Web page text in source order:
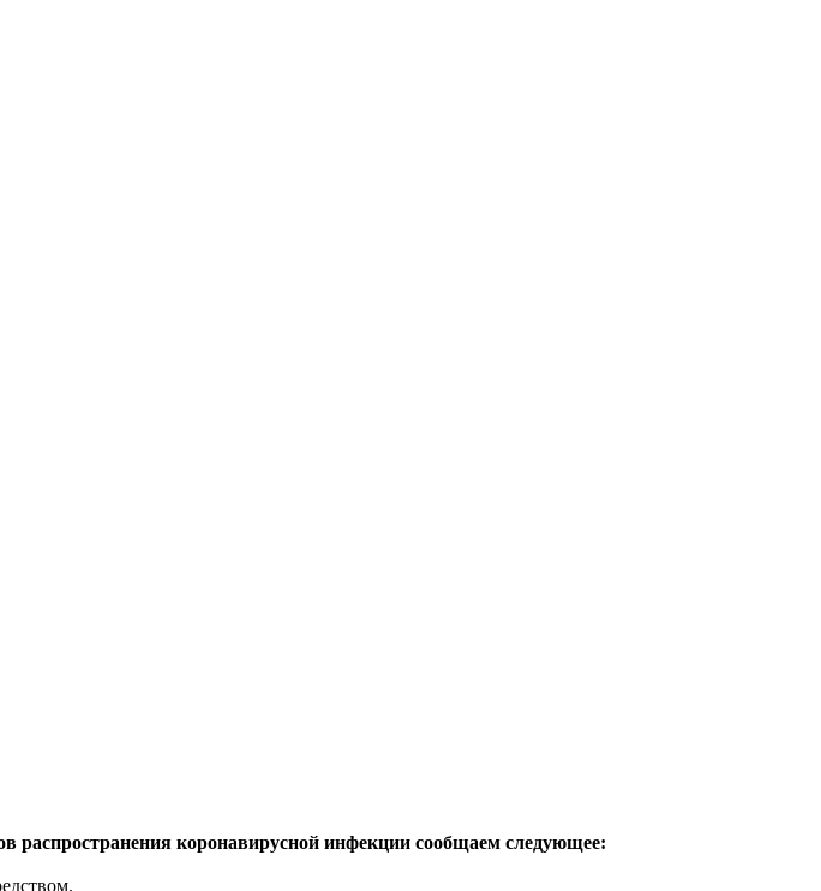
распространения коронавирусной инфекции сообщаем следующее: